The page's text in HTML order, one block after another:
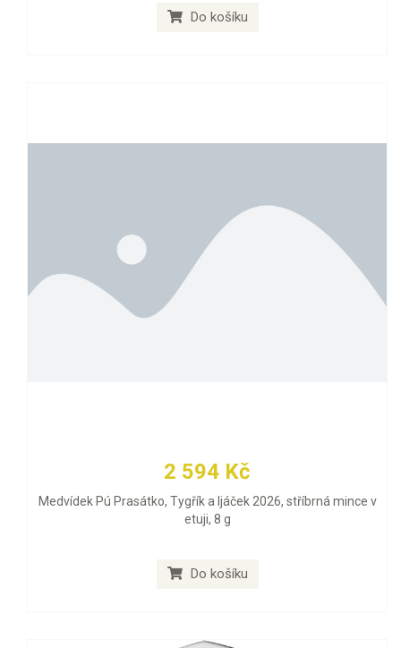
Do košíku
2 594 Kč
Medvídek Pú Prasátko, Tygřík a Ijáček 2026, stříbrná mince v
etuji, 8 g
Do košíku